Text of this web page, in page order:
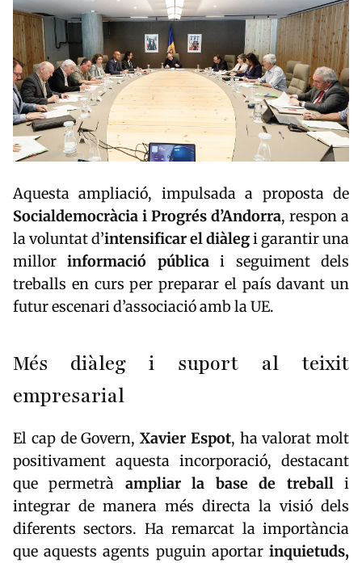
Aquesta ampliació, impulsada a proposta de
Socialdemocràcia i Progrés d’Andorra, respon a
la voluntat d’intensificar el diàlegi garantir una
millorinformació públicai seguiment dels
treballs en curs per preparar el país davant un
futur escenari d’associació amb la UE.
Més diàleg i suport al teixit
empresarial
El cap de Govern, Xavier Espot, ha valorat molt
positivament aquesta incorporació, destacant
que permetrà ampliar la base de treballi
integrar de manera més directa la visió dels
diferents sectors. Ha remarcat la importància
que aquests agents puguin aportar inquietuds,